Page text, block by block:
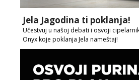
Jela Jagodina ti poklanja!
Učestvuj u našoj debati i osvoji
Onyx koje poklanja Jela nameštaj!